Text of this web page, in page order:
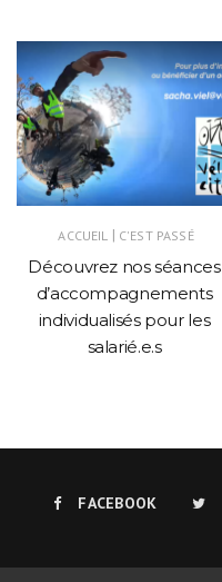
ACCUEIL | C'EST PASSÉ
Découvrez nos séances
d’accompagnements
individualisés pour les
salarié.e.s
FACEBOOK